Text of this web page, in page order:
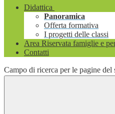
Didattica
Panoramica
Offerta formativa
I progetti delle classi
Area Riservata famiglie e
Contatti
Campo di ricerca per le pagine del